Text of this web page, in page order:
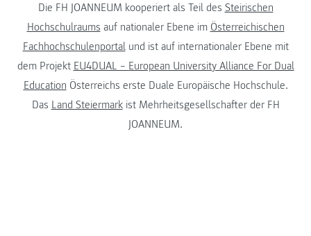
Die FH JOANNEUM kooperiert als Teil des Steirischen
Hochschulraums auf nationaler Ebene im Österreichischen
Fachhochschulenportalund ist auf internationaler Ebene mit
dem Projekt EU4DUAL – European University Alliance For Dual
Education Österreichs erste Duale Europäische Hochschule.
Das Land Steiermarkist Mehrheitsgesellschafter der FH
JOANNEUM.